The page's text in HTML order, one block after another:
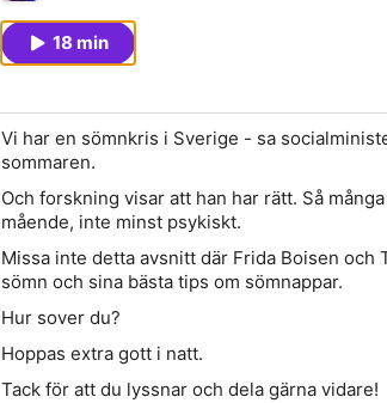
18 min
Vi har en sömnkris i Sverige - sa
sommaren.
Och forskning visar att han har rätt. Så
mående, inte minst psykiskt.
Missa inte detta avsnitt där Frida Boisen
sömn och sina bästa tips om sömnappar.
Hur sover du?
Hoppas extra gott i natt.
Tack för att du lyssnar och dela gärna vidare!